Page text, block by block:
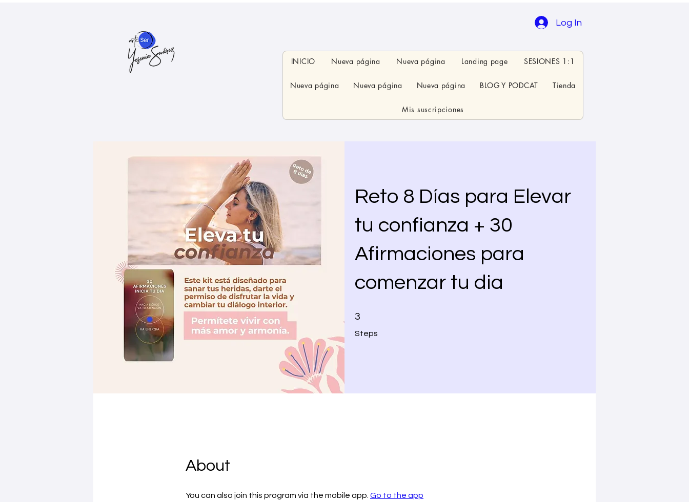
Log In
INICIO Nueva página Nueva página Landing page SESIONES 1:1
Nueva página Nueva página Nueva página BLOG Y PODCAT Tienda
Mis suscripciones
Reto 8 Días para Elevar
tu confianza + 30
Afirmaciones para
comenzar tu dia
3
Steps
3 Steps
About
You can also join this program via the mobile app. Go to the app